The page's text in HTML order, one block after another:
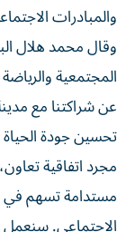
والمبادرات
وقال محمد هلال
المجتمعية
عن شراكتنا مع
تحسين جودة
مجرد اتفاقية
مستدامة تسهم في